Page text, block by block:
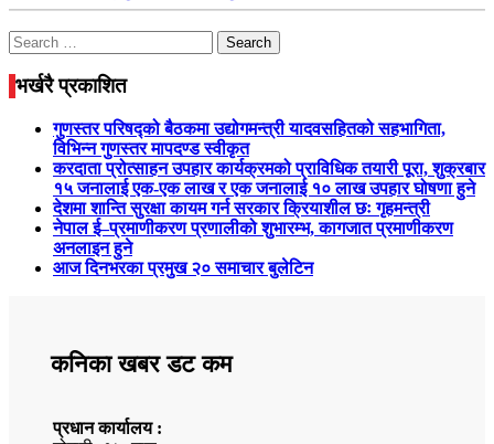
Search
for:
भर्खरै प्रकाशित
गुणस्तर परिषद्को बैठकमा उद्योगमन्त्री यादवसहितको सहभागिता,
विभिन्न गुणस्तर मापदण्ड स्वीकृत
करदाता प्रोत्साहन उपहार कार्यक्रमको प्राविधिक तयारी पूरा, शुक्रबार
१५ जनालाई एक-एक लाख र एक जनालाई १० लाख उपहार घोषणा हुने
देशमा शान्ति सुरक्षा कायम गर्न सरकार क्रियाशील छः गृहमन्त्री
नेपाल ई–प्रमाणीकरण प्रणालीको शुभारम्भ, कागजात प्रमाणीकरण
अनलाइन हुने
आज दिनभरका प्रमुख २० समाचार बुलेटिन
कनिका खबर डट कम
प्रधान कार्यालय :